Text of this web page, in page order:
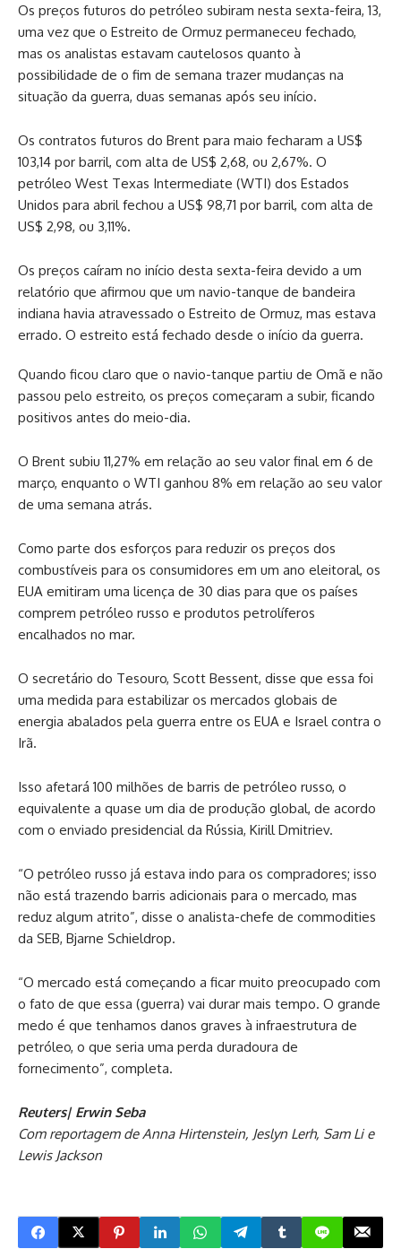
Os preços futuros do petróleo subiram nesta sexta-feira, 13,
uma vez que o Estreito de Ormuz permaneceu fechado,
mas os analistas estavam cautelosos quanto à
possibilidade de o fim de semana trazer mudanças na
situação da guerra, duas semanas após seu início.
Os contratos futuros do Brent para maio fecharam a US$
103,14 por barril, com alta de US$ 2,68, ou 2,67%. O
petróleo West Texas Intermediate (WTI) dos Estados
Unidos para abril fechou a US$ 98,71 por barril, com alta de
US$ 2,98, ou 3,11%.
Os preços caíram no início desta sexta-feira devido a um
relatório que afirmou que um navio-tanque de bandeira
indiana havia atravessado o Estreito de Ormuz, mas estava
errado. O estreito está fechado desde o início da guerra.
Quando ficou claro que o navio-tanque partiu de Omã e não
passou pelo estreito, os preços começaram a subir, ficando
positivos antes do meio-dia.
O Brent subiu 11,27% em relação ao seu valor final em 6 de
março, enquanto o WTI ganhou 8% em relação ao seu valor
de uma semana atrás.
Como parte dos esforços para reduzir os preços dos
combustíveis para os consumidores em um ano eleitoral, os
EUA emitiram uma licença de 30 dias para que os países
comprem petróleo russo e produtos petrolíferos
encalhados no mar.
O secretário do Tesouro, Scott Bessent, disse que essa foi
uma medida para estabilizar os mercados globais de
energia abalados pela guerra entre os EUA e Israel contra o
Irã.
Isso afetará 100 milhões de barris de petróleo russo, o
equivalente a quase um dia de produção global, de acordo
com o enviado presidencial da Rússia, Kirill Dmitriev.
“O petróleo russo já estava indo para os compradores; isso
não está trazendo barris adicionais para o mercado, mas
reduz algum atrito”, disse o analista-chefe de commodities
da SEB, Bjarne Schieldrop.
“O mercado está começando a ficar muito preocupado com
o fato de que essa (guerra) vai durar mais tempo. O grande
medo é que tenhamos danos graves à infraestrutura de
petróleo, o que seria uma perda duradoura de
fornecimento”, completa.
Reuters| Erwin Seba
Com reportagem de Anna Hirtenstein, Jeslyn Lerh, Sam Li e
Lewis Jackson